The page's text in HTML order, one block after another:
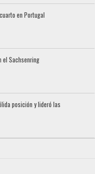
en Portugal
el Sachsenring
posición y lideró las